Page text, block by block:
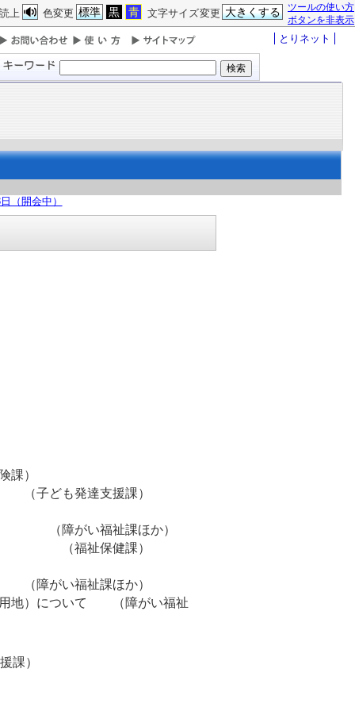
ツールの使い方
ボタンを非表示
文字サイズ変更 大きくする
色変更 標準 黒 青
読上
とりネット
（開会中）
課）
（子ども発達支援課）
例 （障がい福祉課ほか）
例 （福祉保健課）
がい福祉課ほか）
用地）について （障がい福祉
）